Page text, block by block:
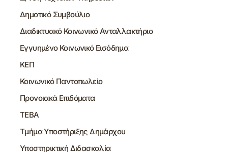
Δημοτικό Συμβούλιο
Διαδικτυακό Κοινωνικό Ανταλλακτήριο
Εγγυημένο Κοινωνικό Εισόδημα
ΚΕΠ
Κοινωνικό Παντοπωλείο
Προνοιακά Επιδόματα
ΤΕΒΑ
Τμήμα Υποστήριξης Δημάρχου
Υποστηρικτική Διδασκαλία